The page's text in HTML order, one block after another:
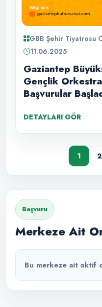
GBB Şehir Tiyatrosu
11.06.2025
Gaziantep
Gençlik
Başvurular
DETAYLARI GÖR
1 2
Başvuru
Merkeze Ait
Bu merkeze ait aktif